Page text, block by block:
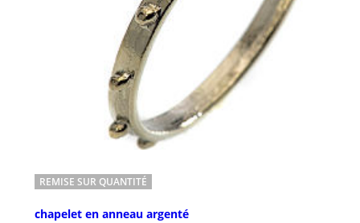
REMISE SUR QUANTITÉ
chapelet en anneau argenté